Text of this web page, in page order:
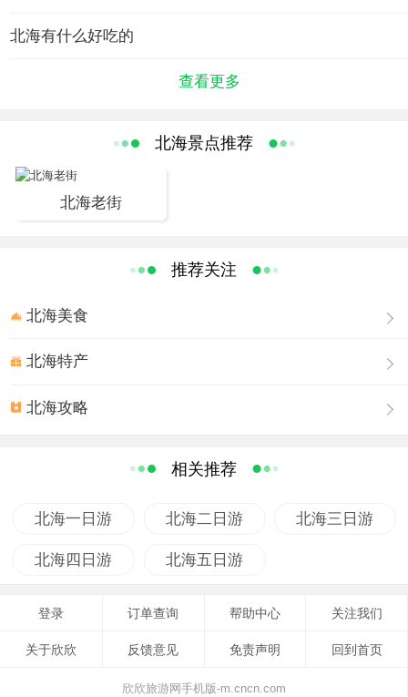
国家一级标准。北海空气的清新可谓全国之最，在全国各城市中居
海、威海、厦门）中的一海。可称得上是免费的氧吧。
度假区、观涛岭国家森林公园、山口国家红树林自然保护区、美人
鱼国家自然保护区、白龙珍珠城遗址、合浦汉代墓葬保护区、大士
阁、东坡亭、欧美领事馆旧址等一大批景点，集“海、滩、岛、湖、
“海上丝绸之路”是古代中国与外国交通贸易和文化交往的海上通
多年前的汉代，就有由“黄门”宦官和译长率领、私商应募参与的“官
方”船队，从北部湾北海市现辖下的合浦等地出发，沿中南半岛海
的重要门户。作为最早的“海上丝绸之路”始发港，在北海市合浦县
绸之路”始发港逐渐东移，广州、泉州、宁波等地因为大量贸易活动
的史料发现及城市发展规模，成为“海丝”始发港的当然“代表”。
机制。
北海有什么好吃的
查看更多
北海景点推荐
北海老街
推荐关注
北海美食
北海特产
北海攻略
相关推荐
北海一日游 北海二日游 北海三日游
北海四日游 北海五日游
登录 订单查询 帮助中心 关注我们
关于欣欣 反馈意见 免责声明 回到首页
欣欣旅游网手机版-m.cncn.com